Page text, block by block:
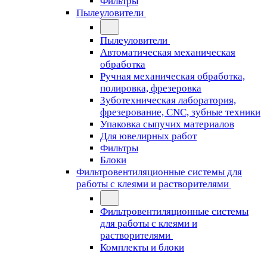
Пылеуловители
Пылеуловители
Автоматическая механическая
обработка
Ручная механическая обработка,
полировка, фрезеровка
Зуботехническая лаборатория,
фрезерование, CNC, зубные техники
Упаковка сыпучих материалов
Для ювелирных работ
Фильтры
Блоки
Фильтровентиляционные системы для
работы с клеями и растворителями
Фильтровентиляционные системы
для работы с клеями и
растворителями
Комплекты и блоки